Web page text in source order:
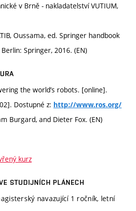
v Brně - nakladatelství VUTIUM,
Oussama, ed. Springer handbook
Springer, 2016. (EN)
the world’s robots. [online].
Dostupné z: http://www.ros.org/
Burgard, and Dieter Fox. (EN)
kurz
STUDIJNÍCH PLÁNECH
navazující 1 ročník, letní